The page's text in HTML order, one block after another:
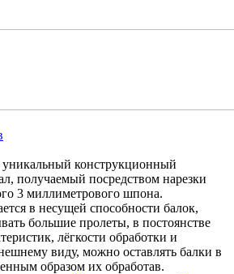
конструкционный
получаемый посредством нарезки
3 миллиметрового шпона.
в несущей способности балок,
большие пролеты, в постоянстве
лёгкости обработки и
виду, можно оставлять балки в
образом их обработав.